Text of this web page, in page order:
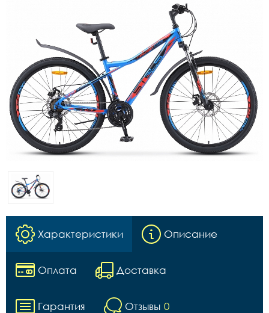
Характеристики Описание
Оплата Доставка
Гарантия Отзывы 0